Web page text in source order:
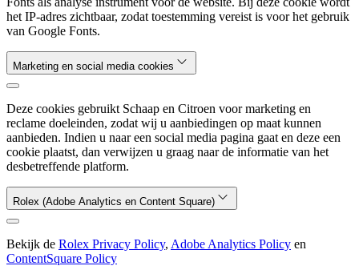
het IP-adres zichtbaar, zodat toestemming vereist is voor het gebruik
van Google Fonts.
Marketing en social media cookies
Deze cookies gebruikt Schaap en Citroen voor marketing en
reclame doeleinden, zodat wij u aanbiedingen op maat kunnen
aanbieden. Indien u naar een social media pagina gaat en deze een
cookie plaatst, dan verwijzen u graag naar de informatie van het
desbetreffende platform.
Rolex (Adobe Analytics en Content Square)
Bekijk de Rolex Privacy Policy, Adobe Analytics Policy en
ContentSquare Policy